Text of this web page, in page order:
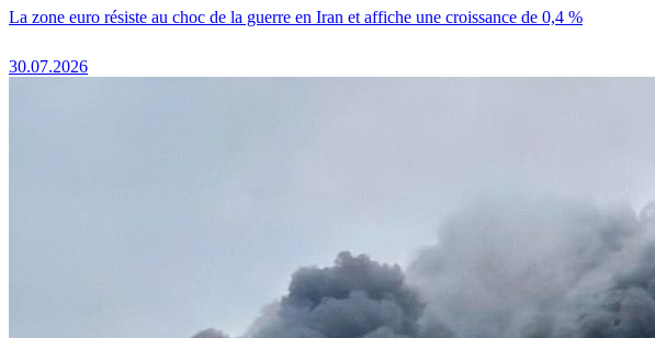
La zone euro résiste au choc de la guerre en Iran et affiche une croissance de 0,4 %
30.07.2026